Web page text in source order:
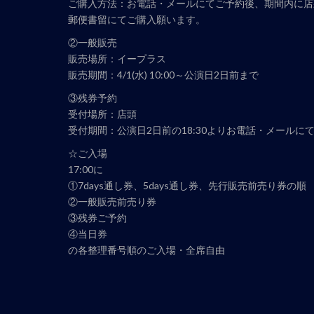
ご購入方法：お電話・メールにてご予約後、期間内に
郵便書留にてご購入願います。
②一般販売
販売場所：イープラス
販売期間：4/1(水) 10:00～公演日2日前まで
③残券予約
受付場所：店頭
受付期間：公演日2日前の18:30よりお電話・メールに
☆ご入場
17:00に
①7days通し券、5days通し券、先行販売前売り券の順
②一般販売前売り券
③残券ご予約
④当日券
の各整理番号順のご入場・全席自由